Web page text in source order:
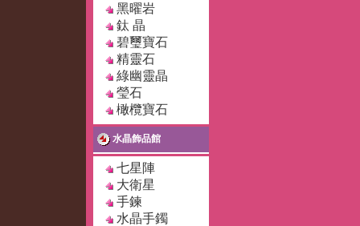
黑曜岩
鈦 晶
碧璽寶石
精靈石
綠幽靈晶
瑩石
橄欖寶石
水晶飾品館
七星陣
大衛星
手鍊
水晶手鐲